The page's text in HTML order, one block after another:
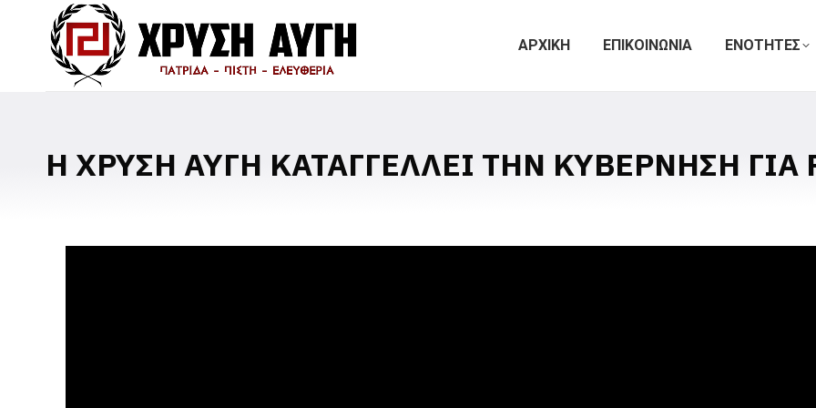
ΑΡΧΙΚΗ ΕΠΙΚΟΙΝΩΝΙΑ ΕΝΟΤΗΤΕΣ
Η ΧΡΥΣΗ ΑΥΓΗ ΚΑΤΑΓΓΕΛΛΕΙ ΤΗΝ ΚΥΒΕΡΝΗΣΗ